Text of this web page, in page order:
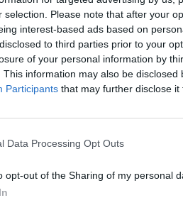
selection. Please note that after your
interest-based ads based on
to third parties prior to your
of your personal information by
This information may also be
Participants that may further disclose it
Data Processing Opt Outs
opt-out of the Sharing of my personal
της Τρίτης στη Μεγάλη
παρουσίασης της νέας
+ MEYIA φορώντας
με pointy toe γόβες σε